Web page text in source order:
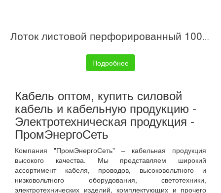
Лоток листовой перфорированный 100х50 L3000 сталь 0.6мм S3 DKC SPL3510
Подробнее
Кабель оптом, купить силовой
кабель и кабельную продукцию -
Электротехническая продукция -
ПромЭнергоСеть
Компания "ПромЭнергоСеть" – кабельная продукция
высокого качества. Мы представляем широкий
ассортимент кабеля, проводов, высоковольтного и
низковольтного оборудования, светотехники,
электротехнических изделий, комплектующих и прочего